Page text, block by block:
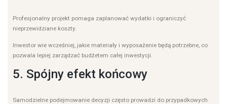
Profesjonalny projekt pomaga zaplanować wydatki i ograniczyć
nieprzewidziane koszty.
Inwestor wie wcześniej, jakie materiały i wyposażenie będą potrzebne, co
pozwala lepiej zarządzać budżetem całej inwestycji.
5. Spójny efekt końcowy
Samodzielne podejmowanie decyzji często prowadzi do przypadkowych